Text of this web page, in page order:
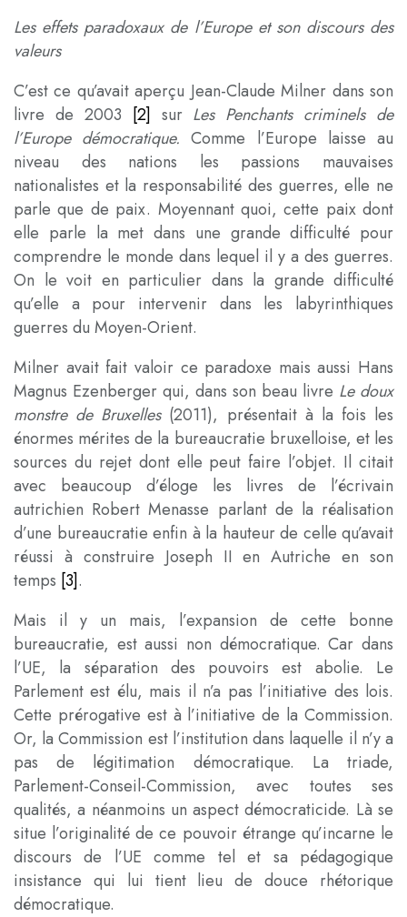
Les effets paradoxaux de l’Europe et son discours des
valeurs
C’est ce qu’avait aperçu Jean-Claude Milner dans son
livre de 2003 [2] sur Les Penchants criminels de
l’Europe démocratique. Comme l’Europe laisse au
niveau des nations les passions mauvaises
nationalistes et la responsabilité des guerres, elle ne
parle que de paix. Moyennant quoi, cette paix dont
elle parle la met dans une grande difficulté pour
comprendre le monde dans lequel il y a des guerres.
On le voit en particulier dans la grande difficulté
qu’elle a pour intervenir dans les labyrinthiques
guerres du Moyen-Orient.
Milner avait fait valoir ce paradoxe mais aussi Hans
Magnus Ezenberger qui, dans son beau livre Le doux
monstre de Bruxelles(2011), présentait à la fois les
énormes mérites de la bureaucratie bruxelloise, et les
sources du rejet dont elle peut faire l’objet. Il citait
avec beaucoup d’éloge les livres de l’écrivain
autrichien Robert Menasse parlant de la réalisation
d’une bureaucratie enfin à la hauteur de celle qu’avait
réussi à construire Joseph II en Autriche en son
temps [3].
Mais il y un mais, l’expansion de cette bonne
bureaucratie, est aussi non démocratique. Car dans
l’UE, la séparation des pouvoirs est abolie. Le
Parlement est élu, mais il n’a pas l’initiative des lois.
Cette prérogative est à l’initiative de la Commission.
Or, la Commission est l’institution dans laquelle il n’y a
pas de légitimation démocratique. La triade,
Parlement-Conseil-Commission, avec toutes ses
qualités, a néanmoins un aspect démocraticide. Là se
situe l’originalité de ce pouvoir étrange qu’incarne le
discours de l’UE comme tel et sa pédagogique
insistance qui lui tient lieu de douce rhétorique
démocratique.